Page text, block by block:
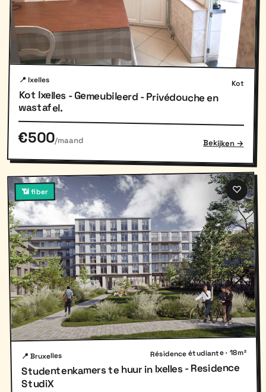
📍 Ixelles Kot
Kot Ixelles - Gemeubileerd - Privédouche en
wastafel.
€500/maand Bekijken →
📶 fiber ♡
📍 Bruxelles Résidence étudiante · 18m²
Studentenkamers te huur in Ixelles - Residence
StudiX